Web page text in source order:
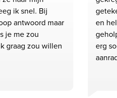
ik snel. Bij
antwoord maar
je me zou
graag zou willen
en
erg